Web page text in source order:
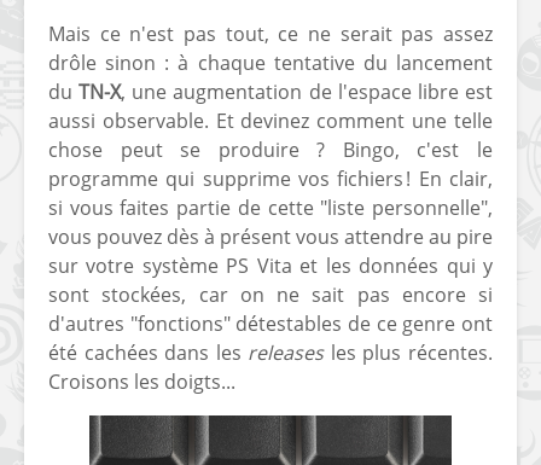
Mais ce n'est pas tout, ce ne serait pas assez
drôle sinon : à chaque tentative du lancement
duTN-X, une augmentation de l'espace libre est
aussi observable. Et devinez comment une telle
chose peut se produire ? Bingo, c'est le
programme qui supprime vos fichiers ! En clair,
si vous faites partie de cette "liste personnelle",
vous pouvez dès à présent vous attendre au pire
sur votre système PS Vita et les données qui y
sont stockées, car on ne sait pas encore si
d'autres "fonctions" détestables de ce genre ont
été cachées dans les releasesles plus récentes.
Croisons les doigts...